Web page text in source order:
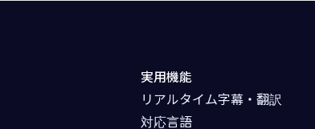
実用機能
リアルタイム字幕・翻訳
対応言語